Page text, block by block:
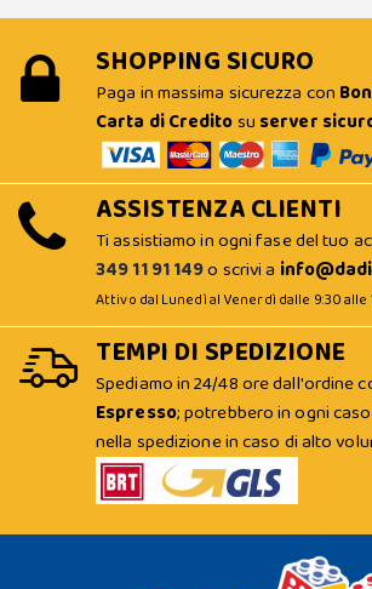
SHOPPING SICURO
Paga in massima sicurezza con
Carta di Creditosu server
ASSISTENZA CLIENTI
Ti assistiamo in ogni fase del tuo
349 11 91 149o scrivi a
Attivo dal Lunedì al Venerdì dalle 9:30 alle
TEMPI DI SPEDIZIONE
Spediamo in 24/48 ore dall'ordine
Espresso; potrebbero in ogni
nella spedizione in caso di alto